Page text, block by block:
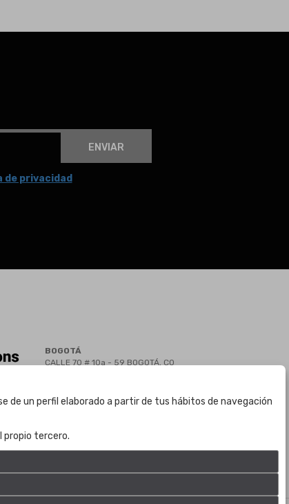
ENVIAR
de privacidad
BOGOTÁ
CALLE 70 # 10a - 59 BOGOTÁ, CO
(+57) 301 271 1444
info@bogotaauctions.com
de un perfil elaborado a partir de tus hábitos de navegación
propio tercero.